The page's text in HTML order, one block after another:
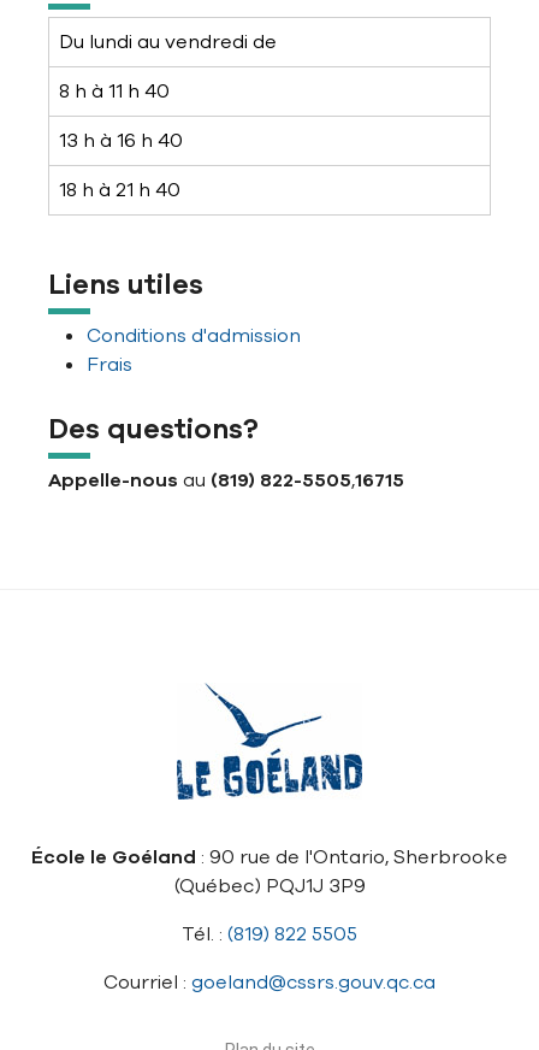
Du lundi au vendredi de
8 h à 11 h 40
13 h à 16 h 40
18 h à 21 h 40
Liens utiles
Conditions d'admission
Frais
Des questions?
Appelle-nous au (819) 822-5505,16715
École le Goéland : 90 rue de l'Ontario, Sherbrooke
(Québec) PQJ1J 3P9
Tél. : (819) 822 5505
Courriel : goeland@cssrs.gouv.qc.ca